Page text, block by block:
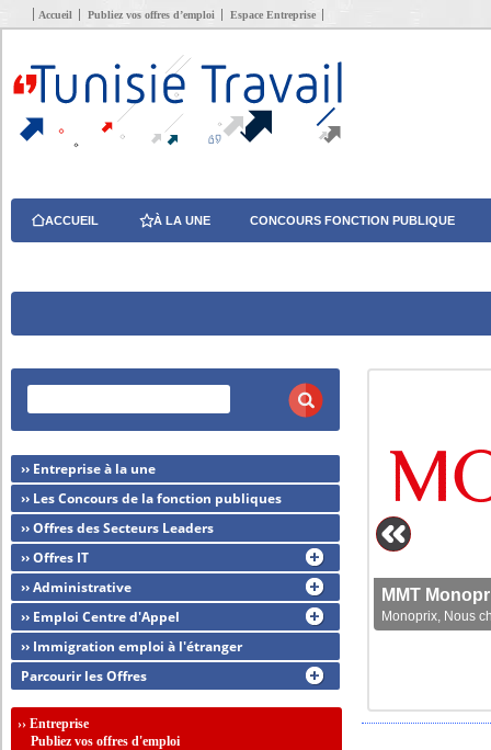
Accueil Publiez vos offres d’emploi Espace Entreprise
ACCUEIL À LA UNE CONCOURS FONCTION PUBLIQUE
MMT
Monoprix, Nous
›› Entreprise à la une
›› Les Concours de la fonction publiques
›› Offres des Secteurs Leaders
›› Offres IT
›› Administrative
›› Emploi Centre d'Appel
›› Immigration emploi à l'étranger
Parcourir les Offres
››Entreprise
Publiez vos offres d'emploi